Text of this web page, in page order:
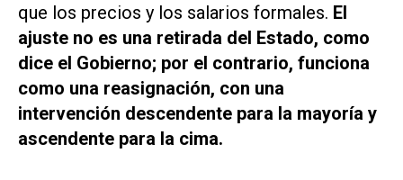
que los precios y los salarios formales. El
ajuste no es una retirada del Estado, como
dice el Gobierno; por el contrario, funciona
como una reasignación, con una
intervención descendente para la mayoría y
ascendente para la cima.